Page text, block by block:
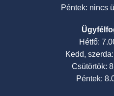
Péntek: nincs
Hétfő:
Kedd,
Csütörtök:
Péntek: